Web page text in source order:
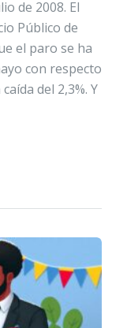
de 2008. El
Público de
el paro se ha
con respecto
del 2,3%. Y